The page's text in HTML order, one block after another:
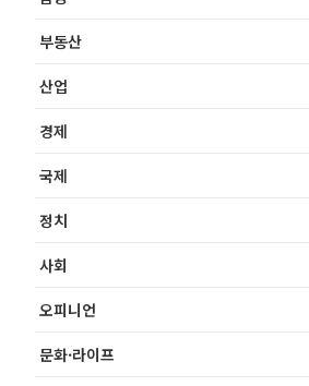
부동산
산업
경제
국제
정치
사회
오피니언
문화·라이프